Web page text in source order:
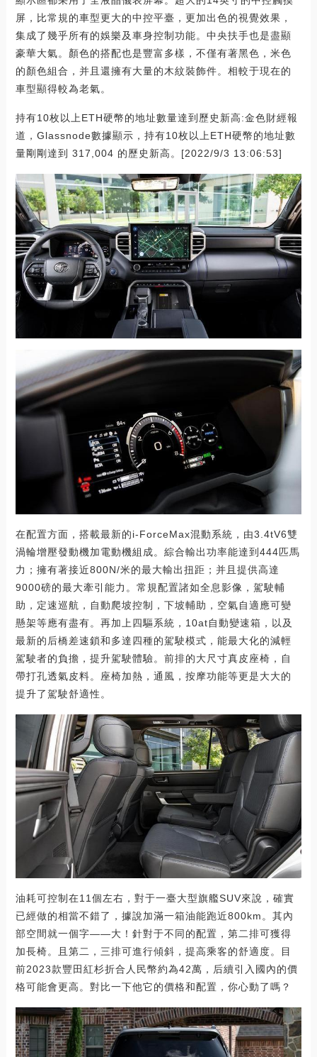
屏，比常規的車型更大的中控平臺，更加出色的視覺效果，
集成了幾乎所有的娛樂及車身控制功能。中央扶手也是盡顯
豪華大氣。顏色的搭配也是豐富多樣，不僅有著黑色，米色
的顏色組合，并且還擁有大量的木紋裝飾件。相較于現在的
車型顯得較為老氣。
持有10枚以上ETH硬幣的地址數量達到歷史新高:金色財經報
道，Glassnode數據顯示，持有10枚以上ETH硬幣的地址數
量剛剛達到 317,004 的歷史新高。[2022/9/3 13:06:53]
在配置方面，搭載最新的i-ForceMax混動系統，由3.4tV6雙
渦輪增壓發動機加電動機組成。綜合輸出功率能達到444匹馬
力；擁有著接近800N/米的最大輸出扭距；并且提供高達
9000磅的最大牽引能力。常規配置諸如全息影像，駕駛輔
助，定速巡航，自動爬坡控制，下坡輔助，空氣自適應可變
懸架等應有盡有。再加上四驅系統，10at自動變速箱，以及
最新的后橋差速鎖和多達四種的駕駛模式，能最大化的減輕
駕駛者的負擔，提升駕駛體驗。前排的大尺寸真皮座椅，自
帶打孔透氣皮料。座椅加熱，通風，按摩功能等更是大大的
提升了駕駛舒適性。
油耗可控制在11個左右，對于一臺大型旗艦SUV來說，確實
已經做的相當不錯了，據說加滿一箱油能跑近800km。其內
部空間就一個字——大！針對于不同的配置，第二排可獲得
加長椅。且第二，三排可進行傾斜，提高乘客的舒適度。目
前2023款豐田紅杉折合人民幣約為42萬，后續引入國內的價
格可能會更高。對比一下他它的價格和配置，你心動了嗎？